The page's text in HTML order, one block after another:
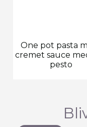
One pot pasta
cremet sauce
pesto